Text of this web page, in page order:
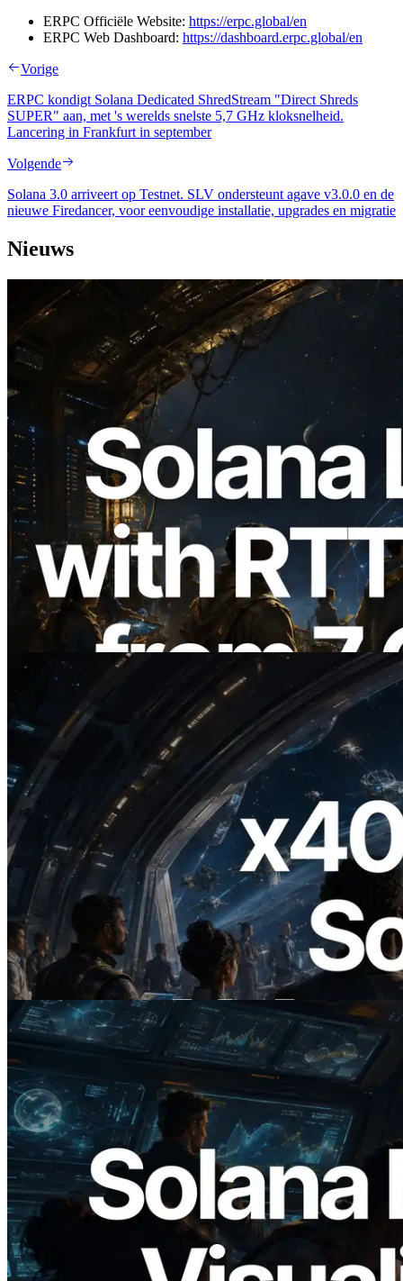
ERPC Officiële Website: https://erpc.global/en
ERPC Web Dashboard: https://dashboard.erpc.global/en
Vorige
ERPC kondigt Solana Dedicated ShredStream "Direct Shreds
SUPER" aan, met 's werelds snelste 5,7 GHz kloksnelheid.
Lancering in Frankfurt in september
Volgende
Solana 3.0 arriveert op Testnet. SLV ondersteunt agave v3.0.0 en de
nieuwe Firedancer, voor eenvoudige installatie, upgrades en migratie
Nieuws
2026.08.05
ERPC Breidt Solana Leader Slot API Uit
met Pingmeting vanuit 7 Wereldwijde
Regio’s — Validators Information API
Ook Gelanceerd
2026.07.04
ERPC Lanceert x402-Enabled Solana
RPC — Het Tijdperk Waarin AI Agents
On Demand Voor API's Betalen
Lees dit artikel
2026.05.24
Validators Solutions lanceert Solana
Block Analyzer — blockproductietijd per